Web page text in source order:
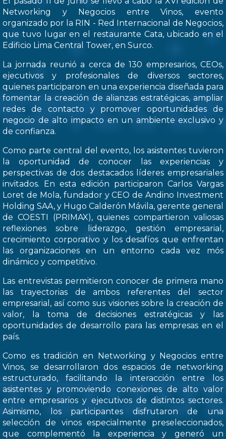
Networking y Negocios entre Vinos, evento
organizado por la RIN - Red Internacional de Negocios,
que tuvo lugar en el restaurante Cata, ubicado en el
Edificio Lima Central Tower, en Surco.
La jornada reunió a cerca de 130 empresarios, CEOs,
ejecutivos y profesionales de diversos sectores,
quienes participaron en una experiencia diseñada para
fomentar la creación de alianzas estratégicas, ampliar
redes de contacto y promover oportunidades de
negocio de alto impacto en un ambiente exclusivo y
de confianza.
Como parte central del evento, los asistentes tuvieron
la oportunidad de conocer las experiencias y
perspectivas de dos destacados líderes empresariales
invitados. En esta edición participaron Carlos Vargas
Loret de Mola, fundador y CEO de Andino Investment
Holding SAA, y Hugo Calderón Mávila, gerente general
de COESTI (PRIMAX), quienes compartieron valiosas
reflexiones sobre liderazgo, gestión empresarial,
crecimiento corporativo y los desafíos que enfrentan
las organizaciones en un entorno cada vez mós
dinámico y competitivo.
Las entrevistas permitieron conocer de primera mano
las trayectorias de ambos referentes del sector
empresarial, así como sus visiones sobre la creación de
valor, la toma de decisiones estratégicas y las
oportunidades de desarrollo para las empresas en el
país.
Como es tradición en Networking y Negocios entre
Vinos, se desarrollaron dos espacios de networking
estructurado, facilitando la interacción entre los
asistentes y promoviendo conexiones de alto valor
entre empresarios y ejecutivos de distintos sectores.
Asimismo, los participantes disfrutaron de una
selección de vinos especialmente preseleccionados,
que complementó la experiencia y generó un